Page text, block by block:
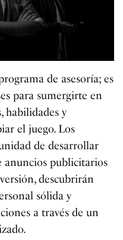
de asesoría; es
para sumergirte en
habilidades y
el juego. Los
de desarrollar
anuncios publicitarios
descubrirán
sólida y
a través de un